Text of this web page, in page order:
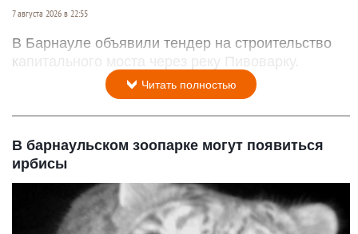
7 августа 2026 в 22:55
В Барнауле объявили тендер на строительство
капитального моста через реку Пивоварку.
Читать полностью
В барнаульском зоопарке могут появиться
ирбисы